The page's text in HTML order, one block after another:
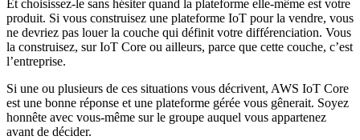
Et choisissez-le sans hésiter quand la plateforme elle-même est votre
produit. Si vous construisez une plateforme IoT pour la vendre, vous
ne devriez pas louer la couche qui définit votre différenciation. Vous
la construisez, sur IoT Core ou ailleurs, parce que cette couche, c’est
l’entreprise.
Si une ou plusieurs de ces situations vous décrivent, AWS IoT Core
est une bonne réponse et une plateforme gérée vous gênerait. Soyez
honnête avec vous-même sur le groupe auquel vous appartenez
avant de décider.